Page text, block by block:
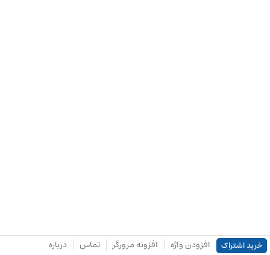
خرید اشتراک افزودن واژه افزونه مرورگر تماس درباره